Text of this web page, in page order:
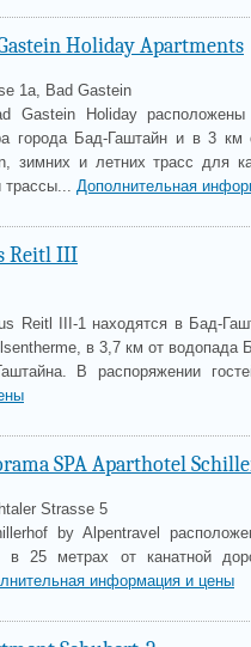
Holiday Apartments
1a, Bad Gastein
Gastein Holiday
города Бад-Гаштайн и в 3 км
зимних и летних трасс для
трассы... Дополнительная
Reitl III
Reitl III-1 находятся в Бад-
в 3,7 км от водопада
В распоряжении
SPA Aparthotel
Strasse 5
by Alpentravel
в 25 метрах от канатной
информация и цены